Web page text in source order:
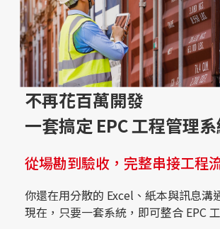
不再花百萬開發
一套搞定 EPC 工程管理
從場勘到驗收，完整串接工程
你還在用分散的 Excel、紙本與訊息溝
現在，只要一套系統，即可整合 EPC